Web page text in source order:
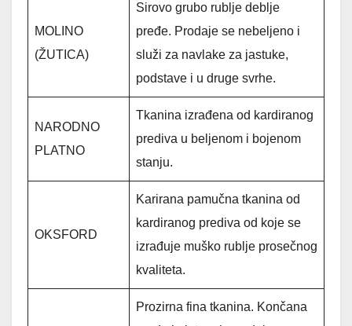
MOLINO
(ŽUTICA)
Sirovo grubo rublje deblje
pređe. Prodaje se nebeljeno i
služi za navlake za jastuke,
podstave i u druge svrhe.
NARODNO
PLATNO
Tkanina izrađena od kardiranog
prediva u beljenom i bojenom
stanju.
OKSFORD
Karirana pamučna tkanina od
kardiranog prediva od koje se
izrađuje muško rublje prosečnog
kvaliteta.
Prozirna fina tkanina. Končana